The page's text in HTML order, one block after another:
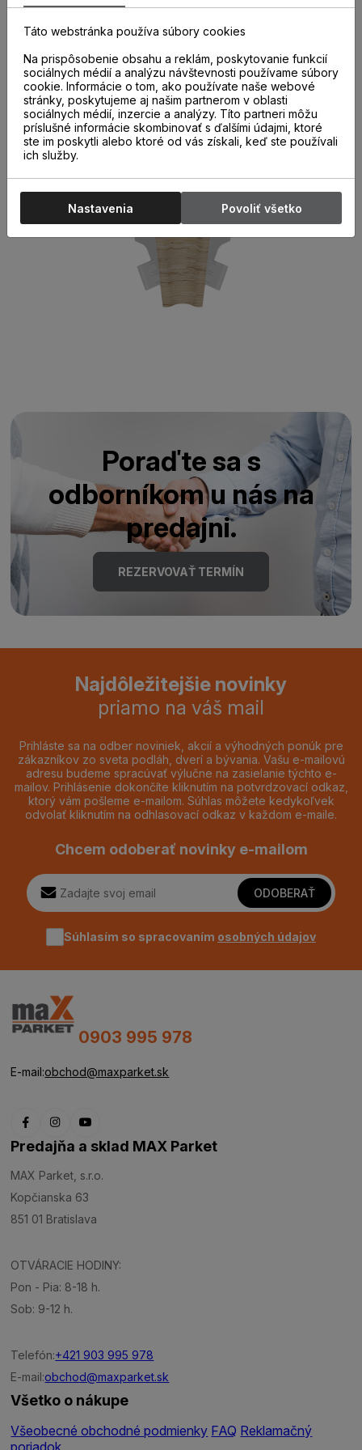
správne a kvalitne nainštalovaných parketových líšt. Ich
použitie nielen urýchľuje montáž líšt, ale aj chráni miesta
spojov pred poškodením.
Poraďte sa s
odborníkom u nás na
predajni.
REZERVOVAŤ TERMÍN
Najdôležitejšie novinky
priamo na váš mail
Prihláste sa na odber noviniek, akcií a výhodných ponúk pre
zákazníkov zo sveta podláh, dverí a bývania. Vašu e-mailovú
adresu budeme spracúvať výlučne na zasielanie týchto e-
mailov. Prihlásenie dokončíte kliknutím na potvrdzovací odkaz,
ktorý vám pošleme e-mailom. Súhlas môžete kedykoľvek
odvolať kliknutím na odhlasovací odkaz v každom e-maile.
Chcem odoberať novinky e-mailom
ODOBERAŤ
Súhlasím so spracovaním osobných údajov
0903 995 978
E-mail:obchod@maxparket.sk
Predajňa a sklad MAX Parket
MAX Parket, s.r.o.
Kopčianska 63
851 01 Bratislava
OTVÁRACIE HODINY:
Pon - Pia: 8-18 h.
Sob: 9-12 h.
Telefón:+421 903 995 978
E-mail:obchod@maxparket.sk
Všetko o nákupe
Všeobecné obchodné podmienky FAQ Reklamačný
poriadok
Táto webstránka používa súbory cookies
Na prispôsobenie obsahu a reklám, poskytovanie funkcií
sociálnych médií a analýzu návštevnosti používame súbory
cookie. Informácie o tom, ako používate naše webové
stránky, poskytujeme aj našim partnerom v oblasti
sociálnych médií, inzercie a analýzy. Títo partneri môžu
príslušné informácie skombinovať s ďalšími údajmi, ktoré
ste im poskytli alebo ktoré od vás získali, keď ste používali
ich služby.
Nastavenia Povoliť všetko